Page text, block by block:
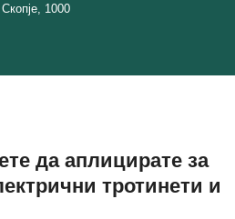
Скопје, 1000
да аплицирате за
тротинети и